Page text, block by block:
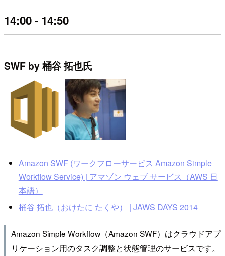
14:00 - 14:50
SWF by 桶谷 拓也氏
Amazon SWF (ワークフローサービス Amazon Simple
Workflow Service) | アマゾン ウェブ サービス（AWS 日
本語）
桶谷 拓也（おけたに たくや） | JAWS DAYS 2014
Amazon Simple Workflow（Amazon SWF）はクラウドアプ
リケーション用のタスク調整と状態管理のサービスです。